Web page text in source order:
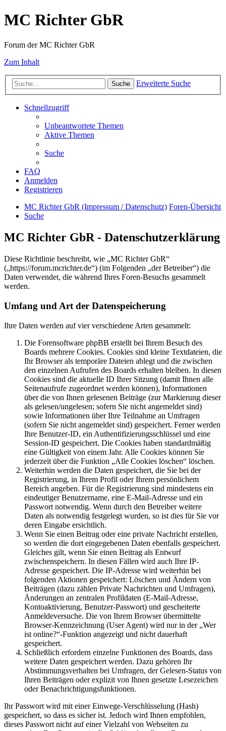
MC Richter GbR
Forum der MC Richter GbR
Zum Inhalt
Suche Erweiterte Suche
Schnellzugriff
Unbeantwortete Themen
Aktive Themen
Suche
FAQ
Anmelden
Registrieren
MC Richter GbR (Impressum / Datenschutz) Foren-Übersicht
Suche
MC Richter GbR - Datenschutzerklärung
Diese Richtlinie beschreibt, wie „MC Richter GbR“
(„https://forum.mcrichter.de“) (im Folgenden „der Betreiber“) die
Daten verwendet, die während Ihres Foren-Besuchs gesammelt
werden.
Umfang und Art der Datenspeicherung
Ihre Daten werden auf vier verschiedene Arten gesammelt:
Die Forensoftware phpBB erstellt bei Ihrem Besuch des
Boards mehrere Cookies. Cookies sind kleine Textdateien, die
Ihr Browser als temporäre Dateien ablegt und die zwischen
den einzelnen Aufrufen des Boards erhalten bleiben. In diesen
Cookies sind die aktuelle ID Ihrer Sitzung (damit Ihnen alle
Seitenaufrufe zugeordnet werden können), Informationen
über die von Ihnen gelesenen Beiträge (zur Markierung dieser
als gelesen/ungelesen; sofern Sie nicht angemeldet sind)
sowie Informationen über Ihre Teilnahme an Umfragen
(sofern Sie nicht angemeldet sind) gespeichert. Ferner werden
Ihre Benutzer-ID, ein Authentifizierungsschlüssel und eine
Session-ID gespeichert. Die Cookies haben standardmäßig
eine Gültigkeit von einem Jahr. Alle Cookies können Sie
jederzeit über die Funktion „Alle Cookies löschen“ löschen.
Weiterhin werden die Daten gespeichert, die Sie bei der
Registrierung, in Ihrem Profil oder Ihrem persönlichem
Bereich angeben. Für die Registrierung sind mindestens ein
eindeutiger Benutzername, eine E-Mail-Adresse und ein
Passwort notwendig. Wenn durch den Betreiber weitere
Daten als notwendig festgelegt wurden, so ist dies für Sie vor
deren Eingabe ersichtlich.
Wenn Sie einen Beitrag oder eine private Nachricht erstellen,
so werden die dort eingegebenen Daten ebenfalls gespeichert.
Gleiches gilt, wenn Sie einen Beitrag als Entwurf
zwischenspeichern. In diesen Fällen wird auch Ihre IP-
Adresse gespeichert. Die IP-Adresse wird weiterhin bei
folgenden Aktionen gespeichert: Löschen und Ändern von
Beiträgen (dazu zählen Private Nachrichten und Umfragen),
Änderungen an zentralen Profildaten (E-Mail-Adresse,
Kontoaktivierung, Benutzer-Passwort) und gescheiterte
Anmeldeversuche. Die von Ihrem Browser übermittelte
Browser-Kennzeichnung (User Agent) wird nur in der „Wer
ist online?“-Funktion angezeigt und nicht dauerhaft
gespeichert.
Schließlich erfordern einzelne Funktionen des Boards, dass
weitere Daten gespeichert werden. Dazu gehören Ihr
Abstimmungsverhalten bei Umfragen, der Gelesen-Status von
Ihren Beiträgen oder explizit von Ihnen gesetzte Lesezeichen
oder Benachrichtigungsfunktionen.
Ihr Passwort wird mit einer Einwege-Verschlüsselung (Hash)
gespeichert, so dass es sicher ist. Jedoch wird Ihnen empfohlen,
dieses Passwort nicht auf einer Vielzahl von Webseiten zu